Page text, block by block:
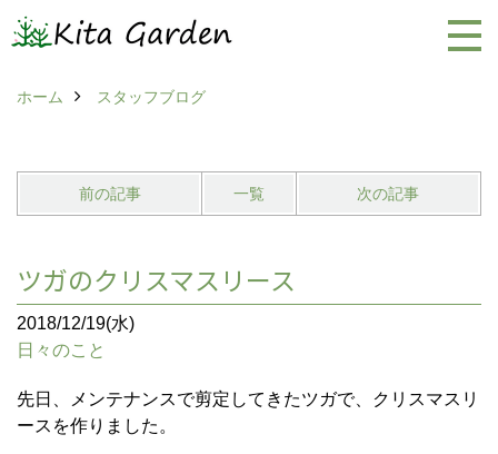
ホーム スタッフブログ
前の記事 一覧 次の記事
ツガのクリスマスリース
2018/12/19(水)
日々のこと
先日、メンテナンスで剪定してきたツガで、クリスマスリ
ースを作りました。